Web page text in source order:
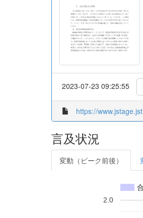
2023-07-23 09:25:55
https://
言及状況
変動（ピーク前後）
2.0